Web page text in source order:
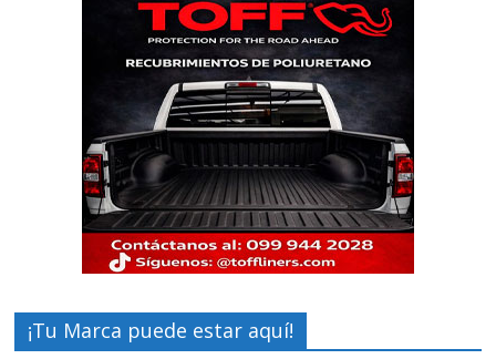
¡Tu Marca puede estar aquí!